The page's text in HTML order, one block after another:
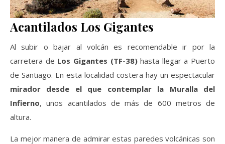
Acantilados Los Gigantes
Al subir o bajar al volcán es recomendable ir por la
carretera de Los Gigantes (TF-38)hasta llegar a Puerto
de Santiago. En esta localidad costera hay un espectacular
mirador desde el que contemplar la Muralla del
Infierno, unos acantilados de más de 600 metros de
altura.
La mejor manera de admirar estas paredes volcánicas son